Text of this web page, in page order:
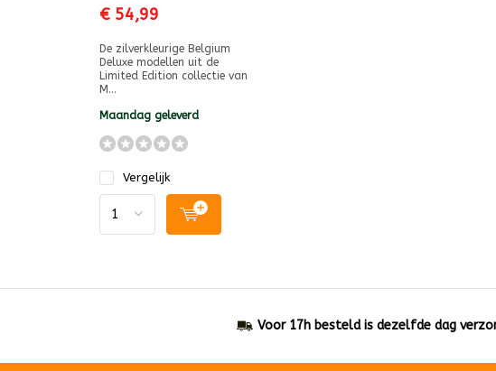
€ 54,99
De zilverkleurige Belgium
Deluxe modellen uit de
Limited Edition collectie van
M...
Maandag geleverd
Vergelijk
Voor 17h besteld is dezelfde dag